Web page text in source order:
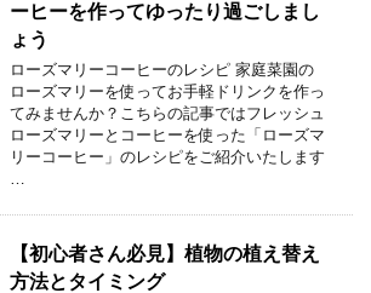
ーヒーを作ってゆったり過ごしまし
ょう
ローズマリーコーヒーのレシピ 家庭菜園の
ローズマリーを使ってお手軽ドリンクを作っ
てみませんか？こちらの記事ではフレッシュ
ローズマリーとコーヒーを使った「ローズマ
リーコーヒー」のレシピをご紹介いたします
…
【初心者さん必見】植物の植え替え
方法とタイミング